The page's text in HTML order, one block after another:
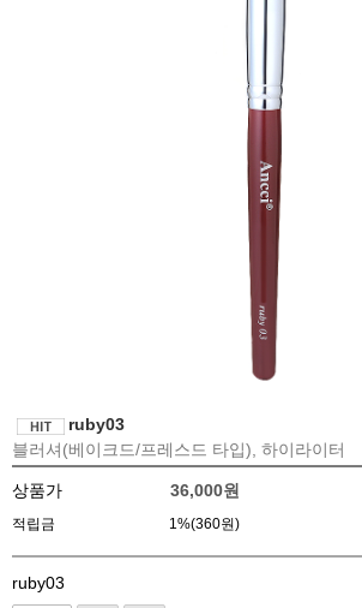
ruby03
블러셔(베이크드/프레스드 타입), 하이라이터
상품가 36,000원
적립금 1%(360원)
ruby03